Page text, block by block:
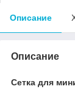
Описание
Описание
Сетка для